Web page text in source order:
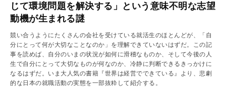
じて環境問題を解決する」という意味不明な志望
動機が生まれる謎
競い合うようにたくさんの会社を受けている就活生のほとんどが、「自
分にとって何が大切なことなのか」を理解できていないはずだ。この記
事を読めば、自分のいまの状況が如何に滑稽なものか、そして今後の人
生で自分にとって大切なものが何なのか、冷静に判断できるきっかけに
なるはずだ。いま大人気の書籍『世界は経営でできている』より、悲劇
的な日本の就職活動の実態を一部抜粋して紹介する。